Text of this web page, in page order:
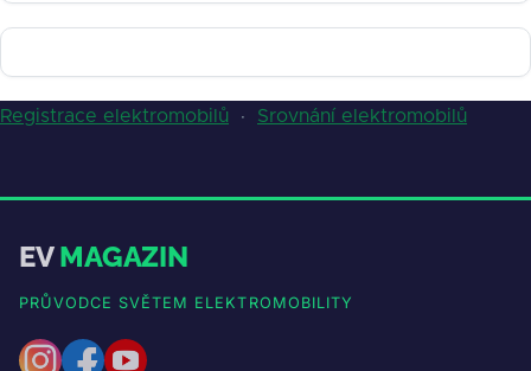
Registrace elektromobilů · Srovnání elektromobilů
EVMAGAZIN
PRŮVODCE SVĚTEM ELEKTROMOBILITY